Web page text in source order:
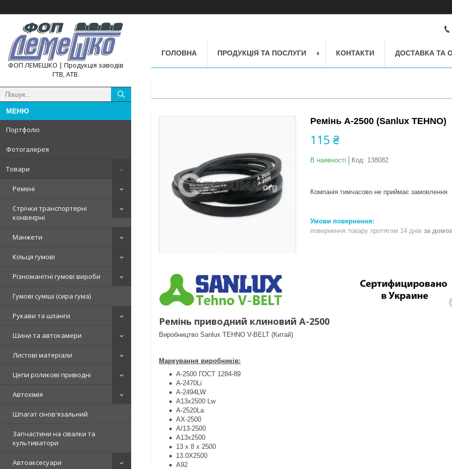
ФОП ЛЕМЕШКО | Продукція заводів
ГТВ, АТВ.
Портфоліо
Фотогалерея
Товари
Ремені
Стрічки транспортерні
конвеєрні
Манжети
Кільця гумові
Різноманітні гумові вироби
Гумові суміші (сира гума)
Рукави та шланги
Шини та автокамери
Листові матеріали
Цепи роликові приводні
Автохімія
Шпагат сінов'язальний
Запчастини на сівалки та
культиватори
Автоаксесуари
ГОЛОВНА ПРОДУКЦІЯ ТА ПОСЛУГИ КОНТАКТИ ДОСТАВКА ТА
Ремінь A-2500 (Sanlux TEHNO)
115 ₴
В наявності Код: 138082
Компанія тимчасово не приймає замовлення
повернення товару протягом 14 днів за
Ремінь приводний клиновий A-2500
Виробництво Sanlux TEHNO V-BELT (Китай)
Маркування виробників:
A-2500 ГОСТ 1284-89
A-2470Li
A-2494LW
A13x2500 Lw
A-2520La
AX-2500
A/13-2500
A13х2500
13 x 8 x 2500
13.0X2500
A92